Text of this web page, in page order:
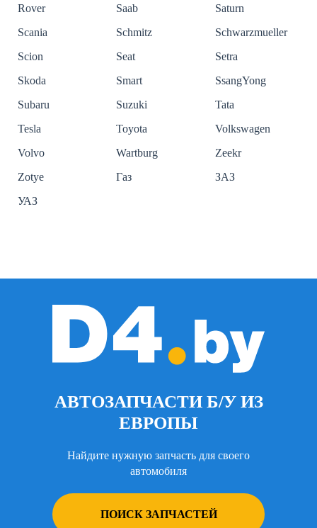
Rover
Saab
Saturn
Scania
Schmitz
Schwarzmueller
Scion
Seat
Setra
Skoda
Smart
SsangYong
Subaru
Suzuki
Tata
Tesla
Toyota
Volkswagen
Volvo
Wartburg
Zeekr
Zotye
Газ
ЗАЗ
УАЗ
АВТОЗАПЧАСТИ Б/У ИЗ
ЕВРОПЫ
Найдите нужную запчасть для своего
автомобиля
ПОИСК ЗАПЧАСТЕЙ